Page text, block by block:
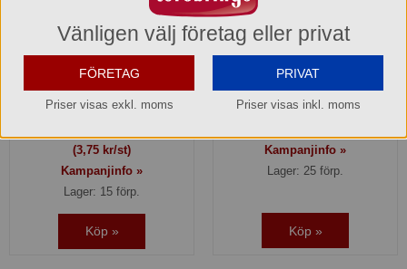
451413
74,92 kr
+ pant 18,87 kr/förp
(3,75 kr/st)
Kampanjinfo »
Lager: 15 förp.
Köp »
451214
49,90 kr
+ pant 18,87 kr/förp
Kampanjinfo »
Lager: 25 förp.
Köp »
Vänligen välj företag eller privat
FÖRETAG
Priser visas exkl. moms
PRIVAT
Priser visas inkl. moms